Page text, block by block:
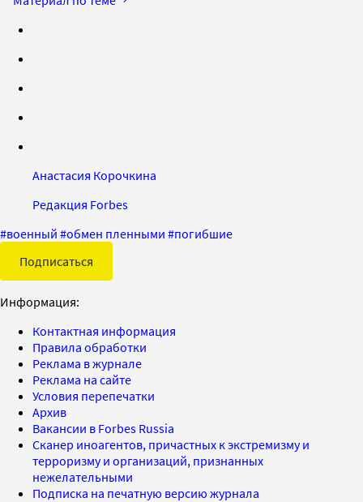
Анастасия Корочкина
Редакция Forbes
#военный #обмен пленными #погибшие
Подписаться
Информация:
Контактная информация
Правила обработки
Реклама в журнале
Реклама на сайте
Условия перепечатки
Архив
Вакансии в Forbes Russia
Сканер иноагентов, причастных к экстремизму и
терроризму и организаций, признанных
нежелательными
Подписка на печатную версию журнала